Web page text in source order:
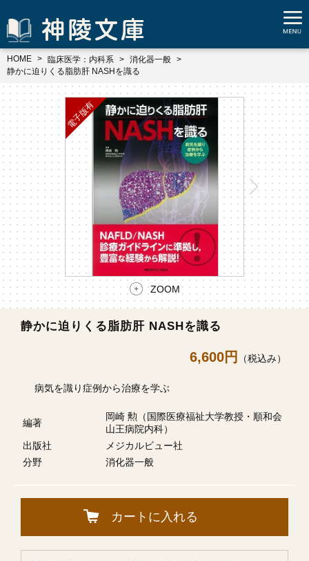
HOME 臨床医学：内科系
消化器一般
静かに迫りくる脂肪肝 NASHを識る
ZOOM
静かに迫りくる脂肪肝 NASHを識る
6,600円 （税込み）
病気を識り症例から治療を学ぶ
編著
岡崎 勲（国際医療福祉大学教授・順和会
山王病院内科）
出版社
メジカルビュー社
分野
消化器一般
カートに入れる